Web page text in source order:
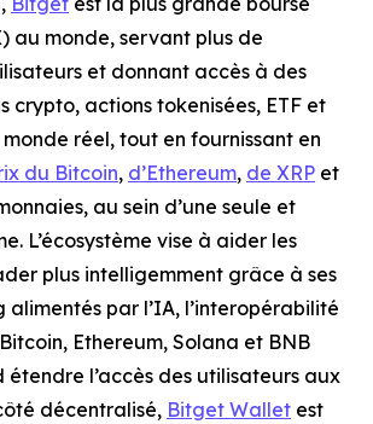
au monde, servant plus de
et donnant accès à des
crypto, actions tokenisées, ETF et
réel, tout en fournissant en
du Bitcoin, d’Ethereum, de XRP et
au sein d’une seule et
L’écosystème vise à aider les
plus intelligemment grâce à ses
par l’IA, l’interopérabilité
Ethereum, Solana et BNB
étendre l’accès des utilisateurs aux
décentralisé, Bitget Wallet est